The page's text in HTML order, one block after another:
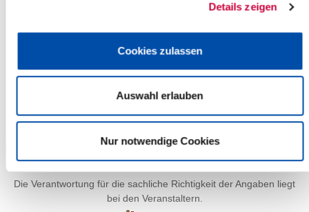
Details zeigen
Cookies zulassen
Auswahl erlauben
Nur notwendige Cookies
Leaflet| ©OpenStreetMap
Die Verantwortung für die sachliche Richtigkeit der Angaben liegt
bei den Veranstaltern.